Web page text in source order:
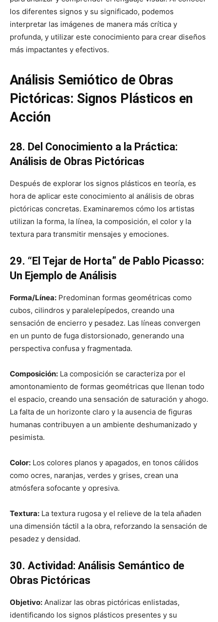
los diferentes signos y su significado, podemos
interpretar las imágenes de manera más crítica y
profunda, y utilizar este conocimiento para crear diseños
más impactantes y efectivos.
Análisis Semiótico de Obras
Pictóricas: Signos Plásticos en
Acción
28. Del Conocimiento a la Práctica:
Análisis de Obras Pictóricas
Después de explorar los signos plásticos en teoría, es
hora de aplicar este conocimiento al análisis de obras
pictóricas concretas. Examinaremos cómo los artistas
utilizan la forma, la línea, la composición, el color y la
textura para transmitir mensajes y emociones.
29. “El Tejar de Horta” de Pablo Picasso:
Un Ejemplo de Análisis
Forma/Línea: Predominan formas geométricas como
cubos, cilindros y paralelepípedos, creando una
sensación de encierro y pesadez. Las líneas convergen
en un punto de fuga distorsionado, generando una
perspectiva confusa y fragmentada.
Composición: La composición se caracteriza por el
amontonamiento de formas geométricas que llenan todo
el espacio, creando una sensación de saturación y ahogo.
La falta de un horizonte claro y la ausencia de figuras
humanas contribuyen a un ambiente deshumanizado y
pesimista.
Color: Los colores planos y apagados, en tonos cálidos
como ocres, naranjas, verdes y grises, crean una
atmósfera sofocante y opresiva.
Textura: La textura rugosa y el relieve de la tela añaden
una dimensión táctil a la obra, reforzando la sensación de
pesadez y densidad.
30. Actividad: Análisis Semántico de
Obras Pictóricas
Objetivo: Analizar las obras pictóricas enlistadas,
identificando los signos plásticos presentes y su